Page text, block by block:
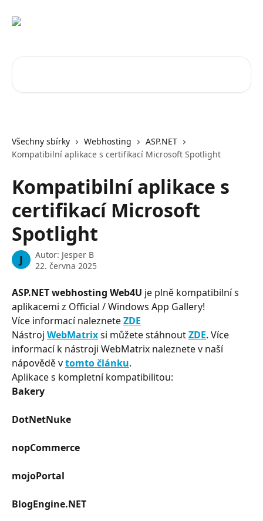
Všechny sbírky Webhosting
ASP.NET
Kompatibilní aplikace s certifikací Microsoft Spotlight
Kompatibilní aplikace s
certifikací Microsoft
Spotlight
J Autor: Jesper B
22. června 2025
ASP.NET webhosting Web4U je plně kompatibilní s
aplikacemi z Official / Windows App Gallery!
Více informací naleznete ZDE
Nástroj WebMatrix si můžete stáhnout ZDE. Více
informací k nástroji WebMatrix naleznete v naší
nápovědě v tomto článku.
Aplikace s kompletní kompatibilitou:
Bakery
DotNetNuke
nopCommerce
mojoPortal
BlogEngine.NET